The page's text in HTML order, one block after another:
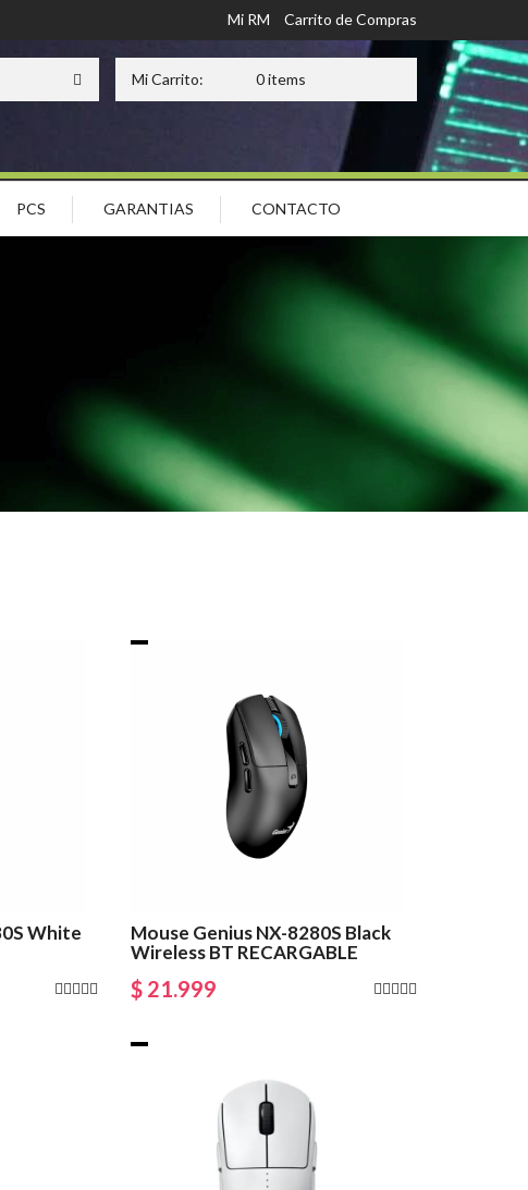
Mi RM Carrito de Compras
Mi Carrito: 0 items
PCS GARANTIAS CONTACTO
White
Mouse Genius NX-8280S Black
Wireless BT RECARGABLE
$ 21.999